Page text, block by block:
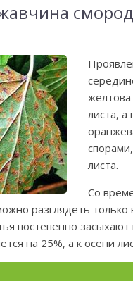
листа,
листа.
Со
разглядеть
постепенно
на 25%, а к осени